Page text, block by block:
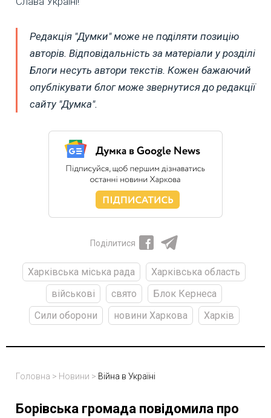
Редакція "Думки" може не поділяти позицію
авторів. Відповідальність за матеріали у розділі
Блоги несуть автори текстів. Кожен бажаючий
опублікувати блог може звернутися до редакції
сайту "Думка".
Поділитися
Харківська міська рада
Харківська область
військові
свято
Блок Кернеса
Сили оборони
новини Харкова Харків
Головна > Новини > Війна в Україні
Борівська громада повідомила про